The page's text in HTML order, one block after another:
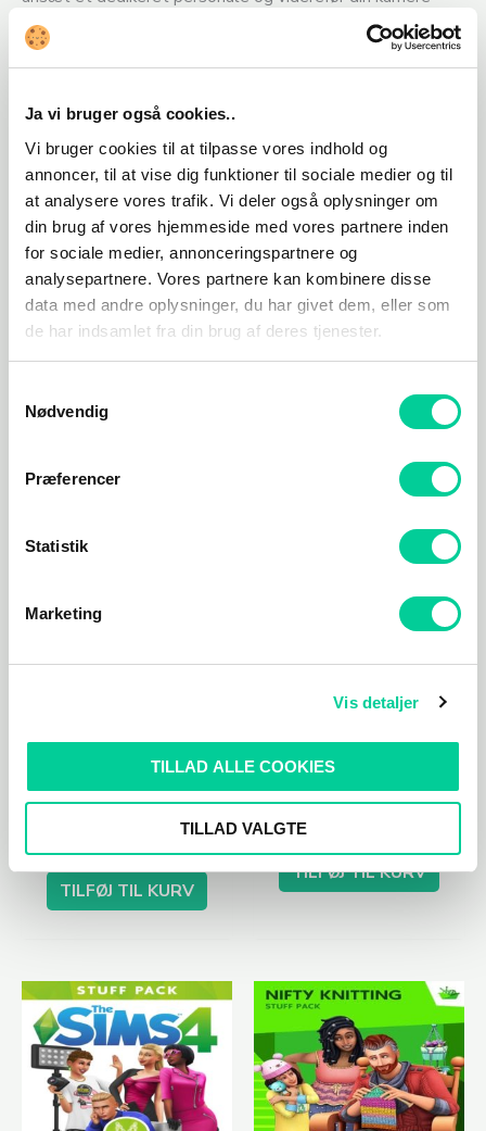
Ja vi bruger også cookies..
Vi bruger cookies til at tilpasse vores indhold og
annoncer, til at vise dig funktioner til sociale medier og til
at analysere vores trafik. Vi deler også oplysninger om
din brug af vores hjemmeside med vores partnere inden
for sociale medier, annonceringspartnere og
analysepartnere. Vores partnere kan kombinere disse
data med andre oplysninger, du har givet dem, eller som
de har indsamlet fra din brug af deres tjenester.
Nødvendig
Præferencer
Statistik
Marketing
Vis detaljer
TILLAD ALLE COOKIES
TILLAD VALGTE
som byens mest lovende dyrlæge. Du har kontrol over
den daglige drift fra de tjenester, der tilbydes, til det, du
kæledyr med kritiske operationer eller behandle lopper og
andre lidelser med simpel medicin.
Udforsk Brindleton Bay. Oplev kysten ved Brindleton Bay,
en ny verden, hvor dine simmere og deres kæledyr kan
leve og nyde udendørs aktiviteter. Spil hent i nærheden af
​​havnebyerne, tag en tur til fyret eller besøg en park for at
oprette en forhindringsbane og møde andre
kæledyrsglade lokale. Vær på udkig efter herreløse
kæledyr, som dine simmere kan tage som deres egne.
Relaterede varer
The Sims 4
udvidelsespakker (DLC)
The Sims 4: Spooky
Stuff
TILFØJ TIL KURV
Early Access
Golf With Your
Friends
TILFØJ TIL KURV